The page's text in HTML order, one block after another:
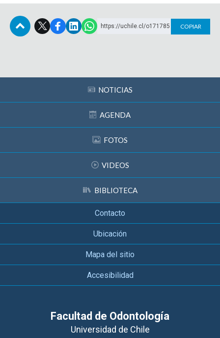
https://uchile.cl/o171785 COPIAR
NOTICIAS
AGENDA
FOTOS
VIDEOS
BIBLIOTECA
Contacto
Ubicación
Mapa del sitio
Accesibilidad
Facultad de Odontología
Universidad de Chile